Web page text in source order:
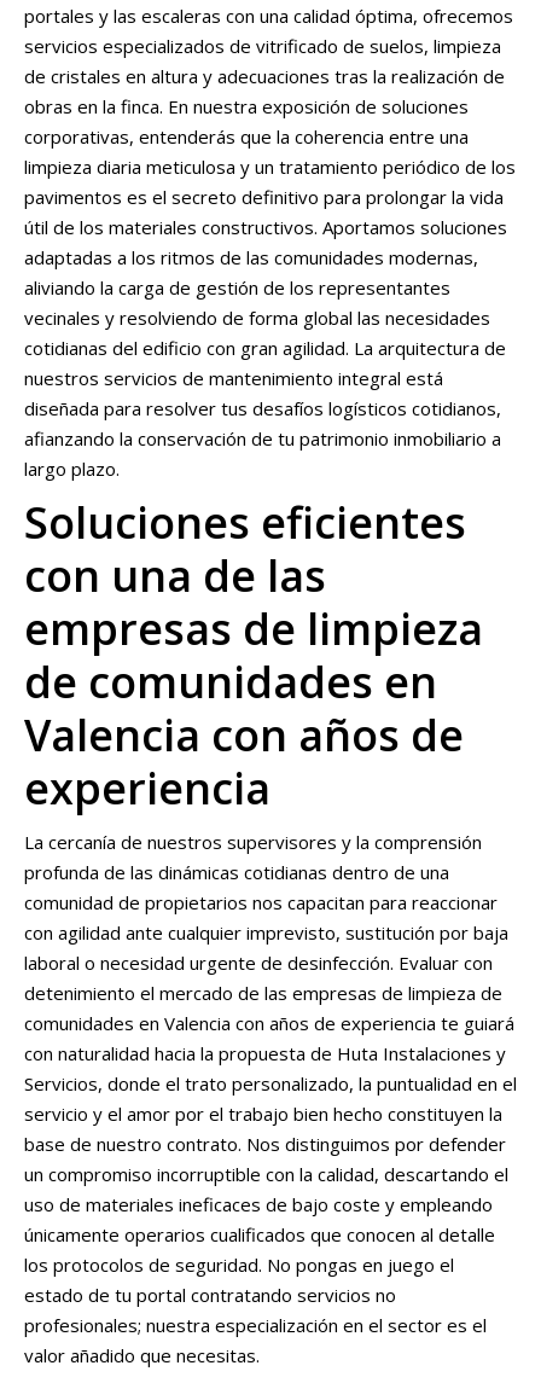
portales y las escaleras con una calidad óptima, ofrecemos
servicios especializados de vitrificado de suelos, limpieza
de cristales en altura y adecuaciones tras la realización de
obras en la finca. En nuestra exposición de soluciones
corporativas, entenderás que la coherencia entre una
limpieza diaria meticulosa y un tratamiento periódico de los
pavimentos es el secreto definitivo para prolongar la vida
útil de los materiales constructivos. Aportamos soluciones
adaptadas a los ritmos de las comunidades modernas,
aliviando la carga de gestión de los representantes
vecinales y resolviendo de forma global las necesidades
cotidianas del edificio con gran agilidad. La arquitectura de
nuestros servicios de mantenimiento integral está
diseñada para resolver tus desafíos logísticos cotidianos,
afianzando la conservación de tu patrimonio inmobiliario a
largo plazo.
Soluciones eficientes
con una de las
empresas de limpieza
de comunidades en
Valencia con años de
experiencia
La cercanía de nuestros supervisores y la comprensión
profunda de las dinámicas cotidianas dentro de una
comunidad de propietarios nos capacitan para reaccionar
con agilidad ante cualquier imprevisto, sustitución por baja
laboral o necesidad urgente de desinfección. Evaluar con
detenimiento el mercado de las empresas de limpieza de
comunidades en Valencia con años de experiencia te guiará
con naturalidad hacia la propuesta de Huta Instalaciones y
Servicios, donde el trato personalizado, la puntualidad en el
servicio y el amor por el trabajo bien hecho constituyen la
base de nuestro contrato. Nos distinguimos por defender
un compromiso incorruptible con la calidad, descartando el
uso de materiales ineficaces de bajo coste y empleando
únicamente operarios cualificados que conocen al detalle
los protocolos de seguridad. No pongas en juego el
estado de tu portal contratando servicios no
profesionales; nuestra especialización en el sector es el
valor añadido que necesitas.